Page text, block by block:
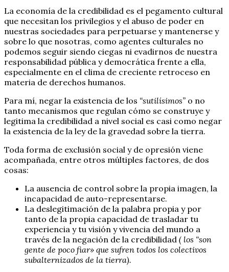
La economía de la credibilidad es el pegamento cultural
que necesitan los privilegios y el abuso de poder en
nuestras sociedades para perpetuarse y mantenerse y
sobre lo que nosotras, como agentes culturales no
podemos seguir siendo ciegas ni evadirnos de nuestra
responsabilidad pública y democrática frente a ella,
especialmente en el clima de creciente retroceso en
materia de derechos humanos.
Para mí, negar la existencia de los “sutilísimos” o no
tanto mecanismos que regulan cómo se construye y
legitima la credibilidad a nivel social es casi como negar
la existencia de la ley de la gravedad sobre la tierra.
Toda forma de exclusión social y de opresión viene
acompañada, entre otros múltiples factores, de dos
cosas:
La ausencia de control sobre la propia imagen, la
incapacidad de auto-representarse.
La deslegitimación de la palabra propia y por
tanto de la propia capacidad de trasladar tu
experiencia y tu visión y vivencia del mundo a
través de la negación de la credibilidad ( los “son
gente de poco fiar» que sufren todos los colectivos
subalternizados de la tierra).